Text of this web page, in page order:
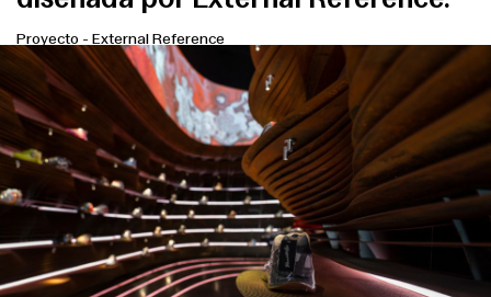
Proyecto - External Reference